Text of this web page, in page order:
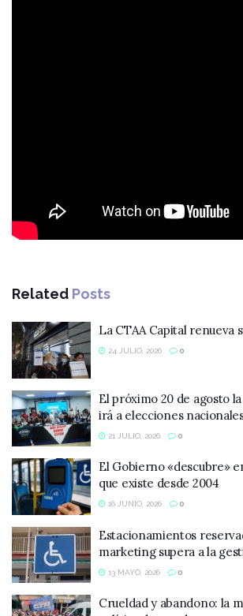
Related Posts
La CTAA Capital renueva
24 JULIO, 2026 0
El próximo 20 de agosto
irá a elecciones
21 JULIO, 2026 0
El Gobierno «descubre»
que existe desde 2004
16 JUNIO, 2026 0
Estacionamientos
marketing supera a la
13 MAYO, 2026 0
Crueldad y abandono: la